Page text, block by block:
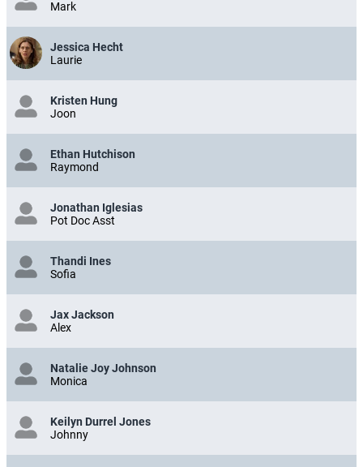
Mark
Jessica Hecht
Laurie
Kristen Hung
Joon
Ethan Hutchison
Raymond
Jonathan Iglesias
Pot Doc Asst
Thandi Ines
Sofia
Jax Jackson
Alex
Natalie Joy Johnson
Monica
Keilyn Durrel Jones
Johnny